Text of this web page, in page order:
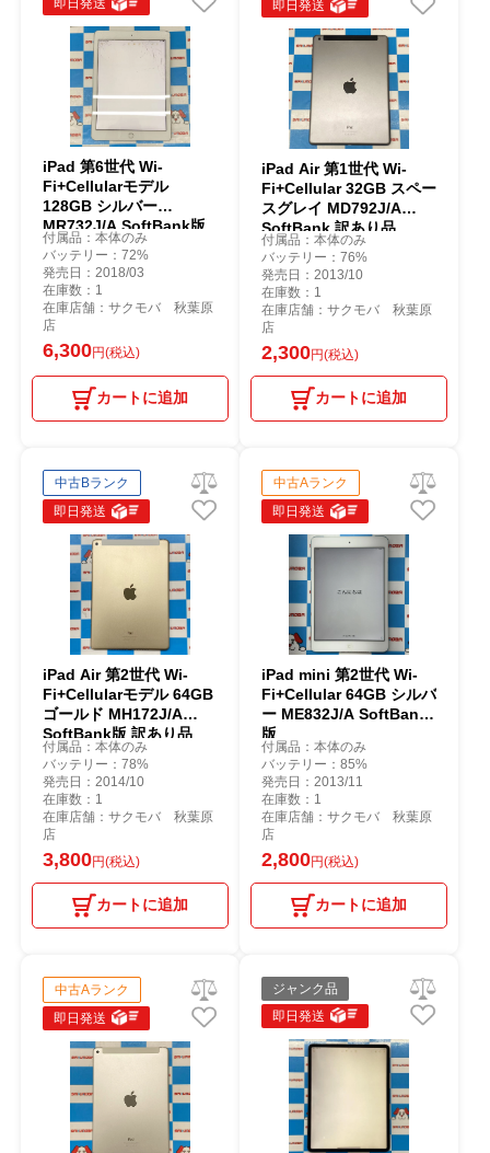
即日発送
iPad 第6世代 Wi-
Fi+Cellularモデル
128GB シルバー
MR732J/A SoftBank版
SIMフリー ジャンク品
付属品：本体のみ
バッテリー：72%
発売日：2018/03
在庫数：1
在庫店舗：サクモバ 秋葉原
店
6,300円(税込)
カートに追加
即日発送
iPad Air 第1世代 Wi-
Fi+Cellular 32GB スペー
スグレイ MD792J/A
SoftBank 訳あり品
付属品：本体のみ
バッテリー：76%
発売日：2013/10
在庫数：1
在庫店舗：サクモバ 秋葉原
店
2,300円(税込)
カートに追加
中古Bランク
即日発送
iPad Air 第2世代 Wi-
Fi+Cellularモデル 64GB
ゴールド MH172J/A
SoftBank版 訳あり品
付属品：本体のみ
バッテリー：78%
発売日：2014/10
在庫数：1
在庫店舗：サクモバ 秋葉原
店
3,800円(税込)
カートに追加
中古Aランク
即日発送
iPad mini 第2世代 Wi-
Fi+Cellular 64GB シルバ
ー ME832J/A SoftBank
版
付属品：本体のみ
バッテリー：85%
発売日：2013/11
在庫数：1
在庫店舗：サクモバ 秋葉原
店
2,800円(税込)
カートに追加
中古Aランク
即日発送
ジャンク品
即日発送